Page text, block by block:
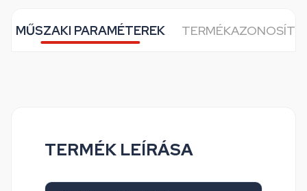
MŰSZAKI PARAMÉTEREK
TERMÉK LEÍRÁSA